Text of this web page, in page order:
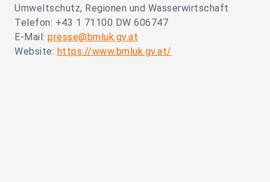
Umweltschutz, Regionen und Wasserwirtschaft
Telefon: +43 1 71100 DW 606747
E-Mail: presse@bmluk.gv.at
Website: https://www.bmluk.gv.at/